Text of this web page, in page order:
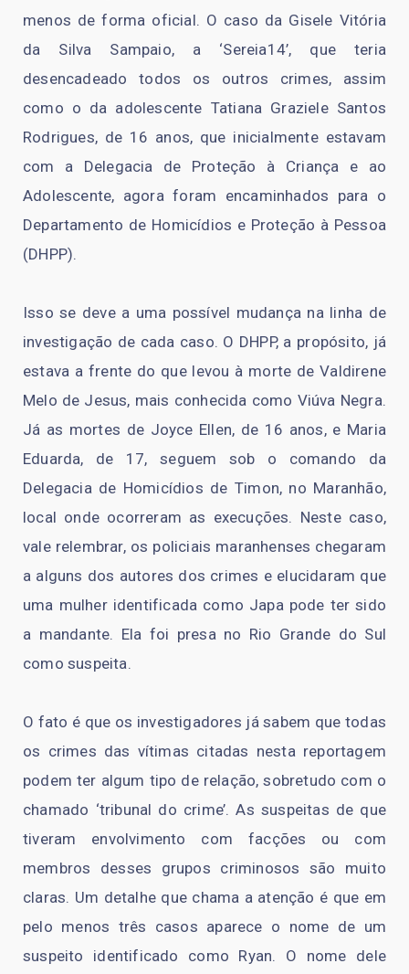
menos de forma oficial. O caso da Gisele Vitória
da Silva Sampaio, a ‘Sereia14’, que teria
desencadeado todos os outros crimes, assim
como o da adolescente Tatiana Graziele Santos
Rodrigues, de 16 anos, que inicialmente estavam
com a Delegacia de Proteção à Criança e ao
Adolescente, agora foram encaminhados para o
Departamento de Homicídios e Proteção à Pessoa
(DHPP).
Isso se deve a uma possível mudança na linha de
investigação de cada caso. O DHPP, a propósito, já
estava a frente do que levou à morte de Valdirene
Melo de Jesus, mais conhecida como Viúva Negra.
Já as mortes de Joyce Ellen, de 16 anos, e Maria
Eduarda, de 17, seguem sob o comando da
Delegacia de Homicídios de Timon, no Maranhão,
local onde ocorreram as execuções. Neste caso,
vale relembrar, os policiais maranhenses chegaram
a alguns dos autores dos crimes e elucidaram que
uma mulher identificada como Japa pode ter sido
a mandante. Ela foi presa no Rio Grande do Sul
como suspeita.
O fato é que os investigadores já sabem que todas
os crimes das vítimas citadas nesta reportagem
podem ter algum tipo de relação, sobretudo com o
chamado ‘tribunal do crime’. As suspeitas de que
tiveram envolvimento com facções ou com
membros desses grupos criminosos são muito
claras. Um detalhe que chama a atenção é que em
pelo menos três casos aparece o nome de um
suspeito identificado como Ryan. O nome dele